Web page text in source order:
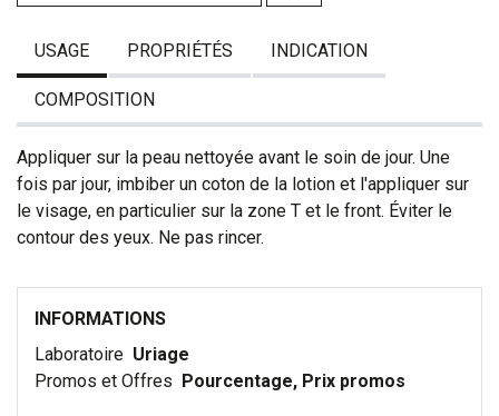
USAGE PROPRIÉTÉS INDICATION
COMPOSITION
Appliquer sur la peau nettoyée avant le soin de jour. Une
fois par jour, imbiber un coton de la lotion et l'appliquer sur
le visage, en particulier sur la zone T et le front. Éviter le
contour des yeux. Ne pas rincer.
INFORMATIONS
Laboratoire Uriage
Promos et Offres
Pourcentage, Prix promos